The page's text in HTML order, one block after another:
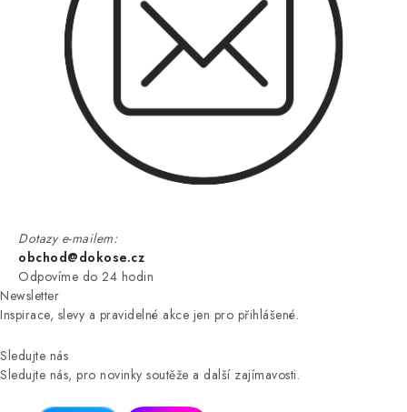
Dotazy e-mailem:
obchod@dokose.cz
Odpovíme do 24 hodin
Newsletter
Inspirace, slevy a pravidelné akce jen pro přihlášené.
Sledujte nás
Sledujte nás, pro novinky soutěže a další zajímavosti.